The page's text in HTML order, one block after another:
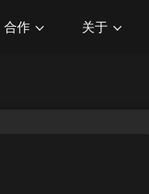
合作 关于